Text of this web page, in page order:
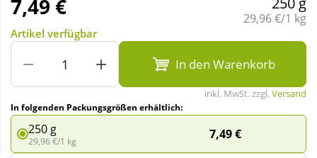
Sanitätshaus
Sport & Fitness
Tierbedarf
Wellness
7,49 € Grundpreis:
29,96 €/1 kg
Artikel verfügbar
In den Warenkorb
inkl. MwSt. zzgl.Versand
In folgenden Packungsgrößen erhältlich:
250 g
29,96 €/1 kg 7,49 €